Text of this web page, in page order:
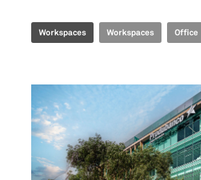
Workspaces Workspaces Office